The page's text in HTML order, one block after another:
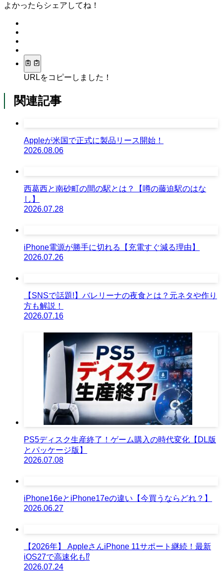
よかったらシェアしてね！
URLをコピーしました！
関連記事
Appleが米国で正式に製品リース開始！
2026.08.06
西葛西と南砂町の間の駅とは？【噂の藤迫駅のはな
し】
2026.07.28
iPhone電源が勝手に切れる【充電すぐ減る理由】
2026.07.26
【SNSで話題!】バレリーナの夜食とは？元ネタや作り
方も解説！
2026.07.16
PS5ディスク生産終了！ゲーム購入の時代変化【DL版
とパッケージ版】
2026.07.08
iPhone16eとiPhone17eの違い【今買うならどれ？】
2026.06.27
【2026年】 AppleさんiPhone 11サポート継続！最新
iOS27で高速化も⁉︎
2026.07.24